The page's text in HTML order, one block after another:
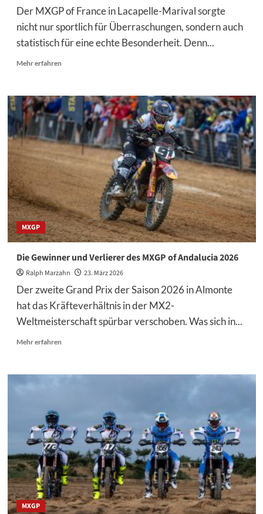
Der MXGP of France in Lacapelle-Marival sorgte
nicht nur sportlich für Überraschungen, sondern auch
statistisch für eine echte Besonderheit. Denn...
Mehr erfahrenMehr
MXGP
of
France:
Ein
MX2-
Podium,
das
es
seit
Jahren
nicht
gab
MXGP
Die Gewinner und Verlierer des MXGP of Andalucia 2026
Ralph Marzahn 23. März 2026
Der zweite Grand Prix der Saison 2026 in Almonte
hat das Kräfteverhältnis in der MX2-
Weltmeisterschaft spürbar verschoben. Was sich in...
Mehr erfahrenMehr
Die
MXGP
of
Andalucia
2026
MXGP